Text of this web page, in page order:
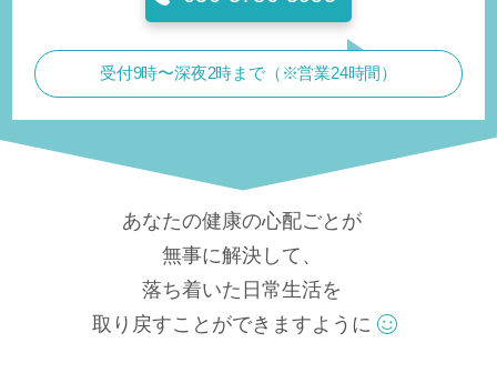
受付9時〜深夜2時まで（※営業24時間）
あなたの健康の心配ごとが
無事に解決して、
落ち着いた日常生活を
取り戻すことができますように